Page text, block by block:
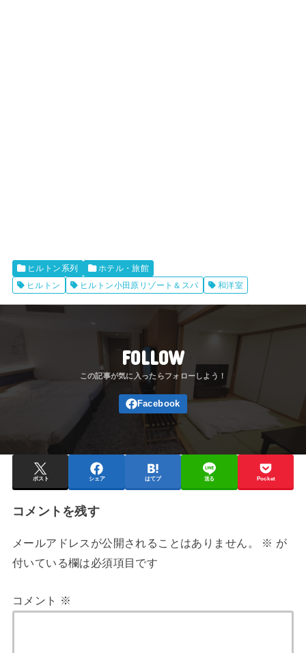
ヒルトン系列
ホテル・旅館
ヒルトン
ヒルトン小田原リゾート＆スパ 和洋室
FOLLOW
ポスト シェア はてブ 送る Pocket
コメントを残す
メールアドレスが公開されることはありません。 ※ が
付いている欄は必須項目です
コメント ※